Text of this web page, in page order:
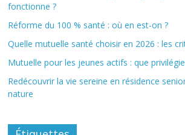
fonctionne ?
Réforme du 100 % santé : où en est-on ?
Quelle mutuelle santé choisir en 2026 : les
Mutuelle pour les jeunes actifs : que
Redécouvrir la vie sereine en résidence
nature